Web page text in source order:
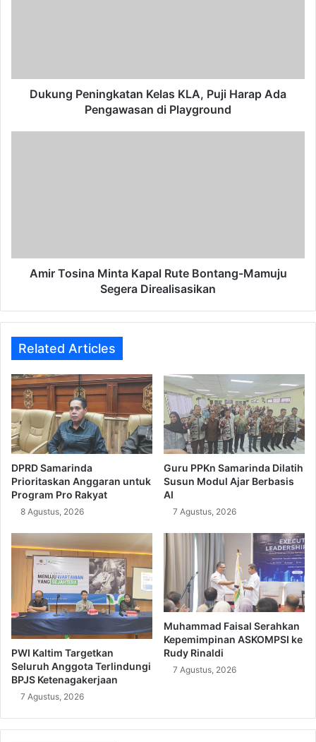
di
Playground
Dukung Peningkatan Kelas KLA, Puji Harap Ada
Pengawasan di Playground
Direalisasikan
Amir Tosina Minta Kapal Rute Bontang-Mamuju
Segera Direalisasikan
Related Articles
DPRD Samarinda
Prioritaskan Anggaran untuk
Program Pro Rakyat
8 Agustus, 2026
Guru PPKn Samarinda Dilatih
Susun Modul Ajar Berbasis
AI
7 Agustus, 2026
PWI Kaltim Targetkan
Seluruh Anggota Terlindungi
BPJS Ketenagakerjaan
7 Agustus, 2026
Muhammad Faisal Serahkan
Kepemimpinan ASKOMPSI ke
Rudy Rinaldi
7 Agustus, 2026